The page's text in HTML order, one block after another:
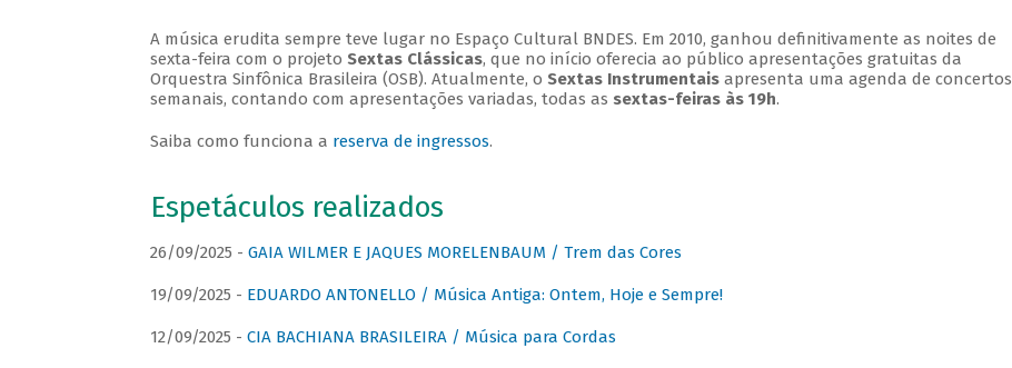
A música erudita sempre teve lugar no Espaço Cultural BNDES. Em 2010, ganhou definitivamente as noites de
sexta-feira com o projeto Sextas Clássicas, que no início oferecia ao público apresentações gratuitas da
Orquestra Sinfônica Brasileira (OSB). Atualmente, o Sextas Instrumentaisapresenta uma agenda de concertos
semanais, contando com apresentações variadas, todas as sextas-feiras às 19h.
Saiba como funciona a reserva de ingressos.
Espetáculos realizados
26/09/2025 - GAIA WILMER E JAQUES MORELENBAUM / Trem das Cores
19/09/2025 - EDUARDO ANTONELLO / Música Antiga: Ontem, Hoje e Sempre!
12/09/2025 - CIA BACHIANA BRASILEIRA / Música para Cordas